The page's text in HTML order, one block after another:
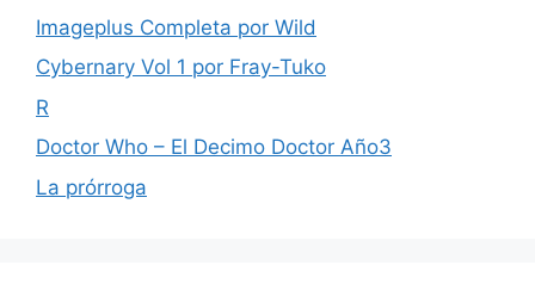
Imageplus Completa por Wild
Cybernary Vol 1 por Fray-Tuko
R
Doctor Who – El Decimo Doctor Año3
La prórroga